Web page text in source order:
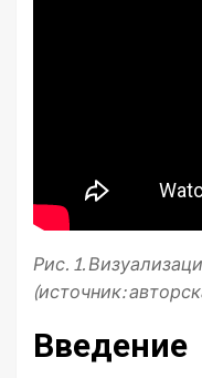
Рис. 1.
(источник:
Введение